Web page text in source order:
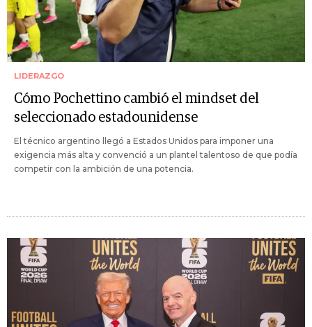
LIDERAZGO
Cómo Pochettino cambió el mindset del
seleccionado estadounidense
El técnico argentino llegó a Estados Unidos para imponer una
exigencia más alta y convenció a un plantel talentoso de que podía
competir con la ambición de una potencia.